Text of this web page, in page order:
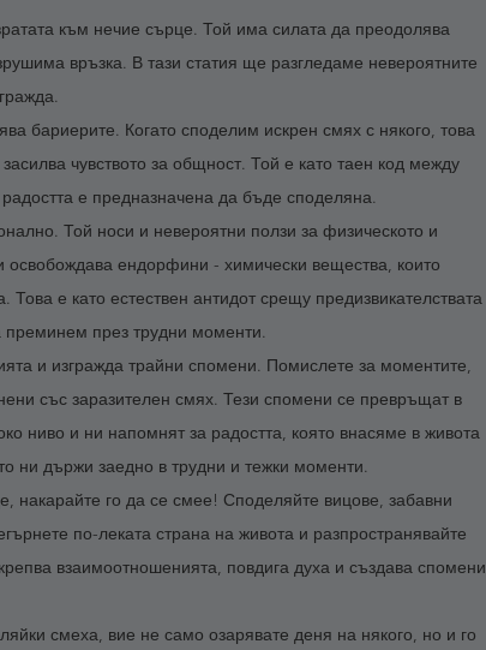
към нечие сърце. Той има силата да преодолява
връзка. В тази статия ще разгледаме невероятните
бариерите. Когато споделим искрен смях с някого, това
чувството за общност. Той е като таен код между
е предназначена да бъде споделяна.
Той носи и невероятни ползи за физическото и
освобождава ендорфини - химически вещества, които
е като естествен антидот срещу предизвикателствата
преминем през трудни моменти.
и изгражда трайни спомени. Помислете за моментите,
със заразителен смях. Тези спомени се превръщат в
ниво и ни напомнят за радостта, която внасяме в живота
ни държи заедно в трудни и тежки моменти.
накарайте го да се смее! Споделяйте вицове, забавни
по-леката страна на живота и разпространявайте
взаимоотношенията, повдига духа и създава спомени
смеха, вие не само озарявате деня на някого, но и го